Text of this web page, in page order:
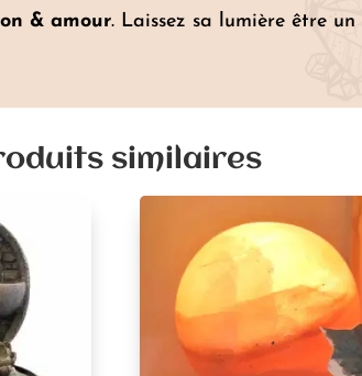
& amour. Laissez sa lumière être
similaires